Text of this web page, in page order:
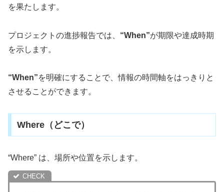
を果たします。
プロジェクトの進捗報告では、 “When”が期限や達成時期
を示します。
“When”を明確にすることで、情報の時間軸をはっきりと
させることができます。
Where（どこで）
“Where” は、場所や位置を示します。